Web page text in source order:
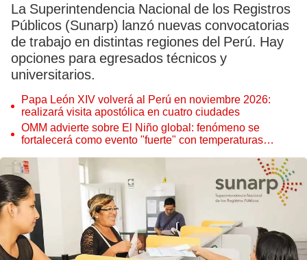
La Superintendencia Nacional de los Registros
Públicos (Sunarp) lanzó nuevas convocatorias
de trabajo en distintas regiones del Perú. Hay
opciones para egresados técnicos y
universitarios.
Papa León XIV volverá al Perú en noviembre 2026:
realizará visita apostólica en cuatro ciudades
OMM advierte sobre El Niño global: fenómeno se
fortalecerá como evento "fuerte" con temperaturas